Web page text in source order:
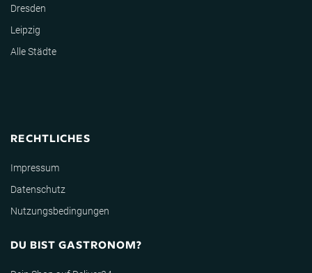
Dresden
Leipzig
Alle Städte
RECHTLICHES
Impressum
Datenschutz
Nutzungsbedingungen
DU BIST GASTRONOM?